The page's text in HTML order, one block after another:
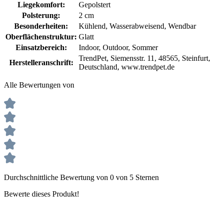
Liegekomfort:
Gepolstert
Polsterung:
2 cm
Besonderheiten:
Kühlend, Wasserabweisend, Wendbar
Oberflächenstruktur: Glatt
Einsatzbereich:
Indoor, Outdoor, Sommer
Herstelleranschrift:
TrendPet, Siemensstr. 11, 48565, Steinfurt,
Deutschland, www.trendpet.de
Alle Bewertungen von
Durchschnittliche Bewertung von 0 von 5 Sternen
Bewerte dieses Produkt!